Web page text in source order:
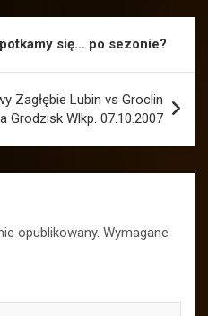
się… po sezonie?
Zagłębie Lubin vs Groclin
Grodzisk Wlkp. 07.10.2007
opublikowany. Wymagane